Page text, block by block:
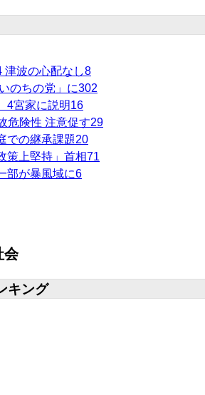
津波の心配なし8
のちの党」に302
4宮家に説明16
危険性 注意促す29
での継承課題20
策上堅持」首相71
部が暴風域に6
会
キング